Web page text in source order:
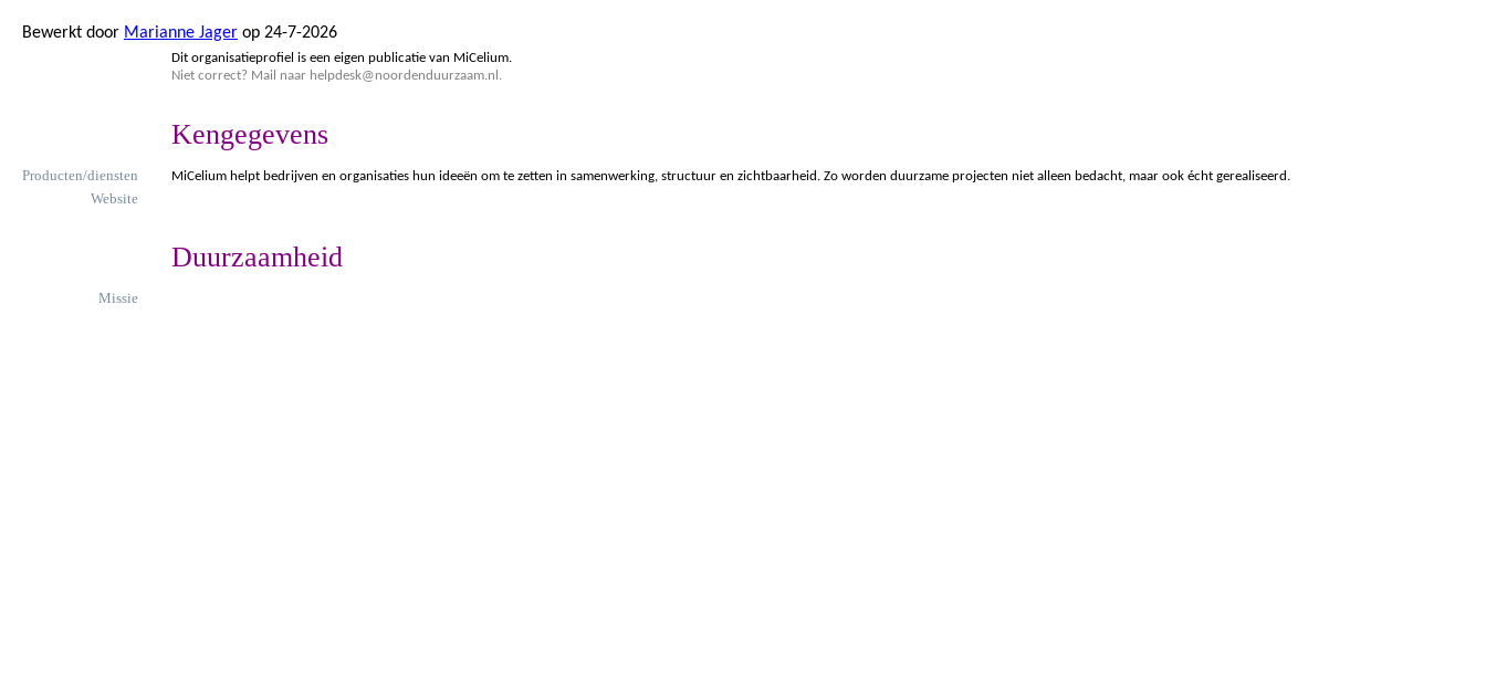
Bewerkt door Marianne Jager op 24-7-2026
Dit organisatieprofiel is een eigen publicatie van MiCelium.
Niet correct? Mail naar helpdesk@noordenduurzaam.nl.
Kengegevens
Producten/diensten MiCelium helpt bedrijven en organisaties hun ideeën om te zetten in samenwerking, structuur en zichtbaarheid. Zo worden duurzame projecten niet alleen bedacht, maar ook écht gerealiseerd.
Website
Duurzaamheid
Missie